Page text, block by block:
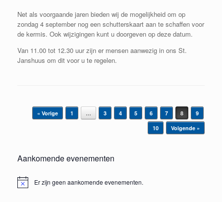
Net als voorgaande jaren bieden wij de mogelijkheid om op
zondag 4 september nog een schutterskaart aan te schaffen voor
de kermis. Ook wijzigingen kunt u doorgeven op deze datum.
Van 11.00 tot 12.30 uur zijn er mensen aanwezig in ons St.
Janshuus om dit voor u te regelen.
Bericht navigatie
« Vorige 1 … 3 4 5 6 7 8
9
10
Volgende »
Aankomende evenementen
BerichtEr zijn geen aankomende evenementen.